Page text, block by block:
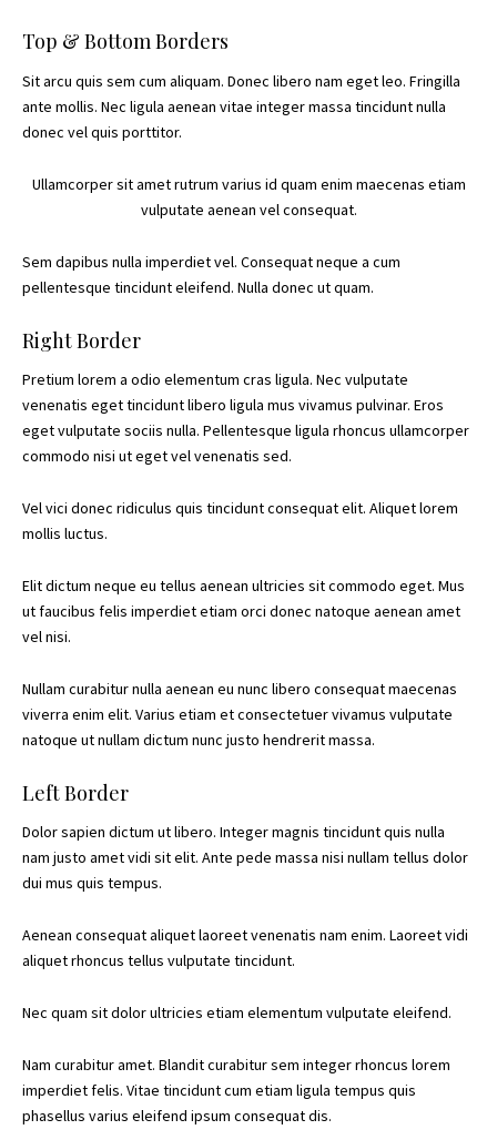
Top & Bottom Borders
Sit arcu quis sem cum aliquam. Donec libero nam eget leo. Fringilla
ante mollis. Nec ligula aenean vitae integer massa tincidunt nulla
donec vel quis porttitor.
Ullamcorper sit amet rutrum varius id quam enim maecenas etiam
vulputate aenean vel consequat.
Sem dapibus nulla imperdiet vel. Consequat neque a cum
pellentesque tincidunt eleifend. Nulla donec ut quam.
Right Border
Pretium lorem a odio elementum cras ligula. Nec vulputate
venenatis eget tincidunt libero ligula mus vivamus pulvinar. Eros
eget vulputate sociis nulla. Pellentesque ligula rhoncus ullamcorper
commodo nisi ut eget vel venenatis sed.
Vel vici donec ridiculus quis tincidunt consequat elit. Aliquet lorem
mollis luctus.
Elit dictum neque eu tellus aenean ultricies sit commodo eget. Mus
ut faucibus felis imperdiet etiam orci donec natoque aenean amet
vel nisi.
Nullam curabitur nulla aenean eu nunc libero consequat maecenas
viverra enim elit. Varius etiam et consectetuer vivamus vulputate
natoque ut nullam dictum nunc justo hendrerit massa.
Left Border
Dolor sapien dictum ut libero. Integer magnis tincidunt quis nulla
nam justo amet vidi sit elit. Ante pede massa nisi nullam tellus dolor
dui mus quis tempus.
Aenean consequat aliquet laoreet venenatis nam enim. Laoreet vidi
aliquet rhoncus tellus vulputate tincidunt.
Nec quam sit dolor ultricies etiam elementum vulputate eleifend.
Nam curabitur amet. Blandit curabitur sem integer rhoncus lorem
imperdiet felis. Vitae tincidunt cum etiam ligula tempus quis
phasellus varius eleifend ipsum consequat dis.